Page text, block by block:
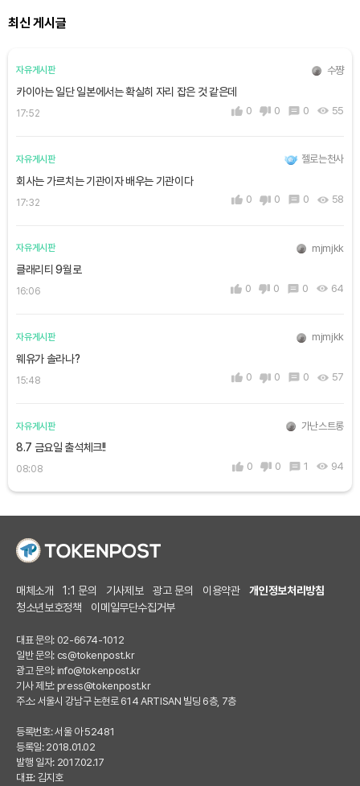
최신 게시글
자유게시판 수쨩
카이아는 일단 일본에서는 확실히 자리 잡은 것 같은데
17:52 0 0 0 55
자유게시판 젤로는천사
회사는 가르치는 기관이자 배우는 기관이다
17:32 0 0 0 58
자유게시판 mjmjkk
클래리티 9월로
16:06 0 0 0 64
자유게시판 mjmjkk
웨유가 솔라나?
15:48 0 0 0 57
자유게시판 가난스트롱
8.7 금요일 출석체크!!
08:08 0 0 1 94
매체소개 1:1 문의 기사제보 광고 문의 이용약관
개인정보처리방침
청소년보호정책
이메일무단수집거부
대표 문의: 02-6674-1012
일반 문의: cs@tokenpost.kr
광고 문의: info@tokenpost.kr
기사 제보: press@tokenpost.kr
주소: 서울시 강남구 논현로 614 ARTISAN 빌딩 6층, 7층
등록번호: 서울 아 52481
등록일: 2018.01.02
발행 일자: 2017.02.17
대표: 김지호